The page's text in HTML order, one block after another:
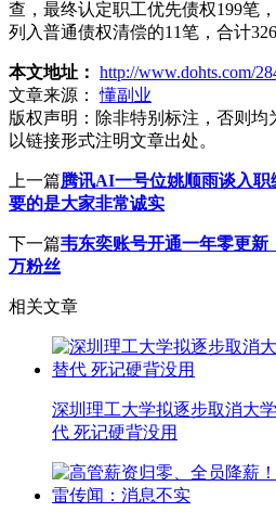
查，最终认定职工优先债权199笔
列入普通债权清偿的11笔，合计
本文地址： http://www.dohts.com/
文章来源：
懂副业
版权声明： 除非特别标注，否则
以链接形式注明文章出处。
上一篇腾讯AI一号位姚顺雨谈入
要的是大家非常诚实
下一篇韦东奕账号开通一年零更新
万粉丝
相关文章
深圳理工大学拟逐步取消大
代 死记硬背没用